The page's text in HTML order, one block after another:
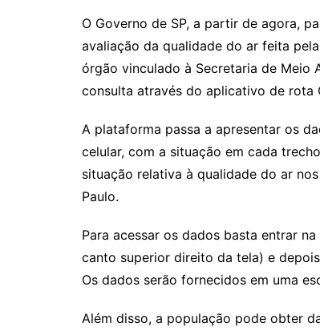
O Governo de SP, a partir de agora,
avaliação da qualidade do ar feita
órgão vinculado à Secretaria de Meio
consulta através do aplicativo de rota
A plataforma passa a apresentar os
celular, com a situação em cada
situação relativa à qualidade do ar
Paulo.
Para acessar os dados basta entrar
canto superior direito da tela) e
Os dados serão fornecidos em uma
Além disso, a população pode obter